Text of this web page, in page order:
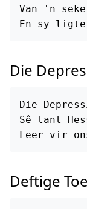
Van 'n
En sy ligte
Die
Die
Sê tant
Deftige